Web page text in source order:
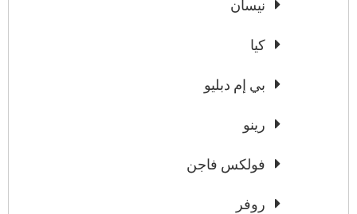
نيسان
كيا
بي إم دبليو
رينو
فولكس فاجن
روفر